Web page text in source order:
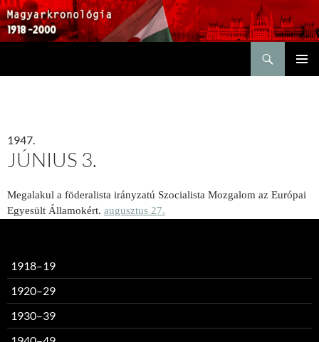
1947.
JÚNIUS 3.
Megalakul a föderalista irányzatú Szocialista Mozgalom az Európai
Egyesült Államokért. augusztus 27.
1918–19
1920–29
1930–39